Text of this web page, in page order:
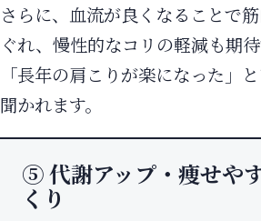
さらに、血流が良くなることで
ぐれ、慢性的なコリの軽減も期待
「長年の肩こりが楽になった」
聞かれます。
⑤ 代謝アップ・痩せや
くり